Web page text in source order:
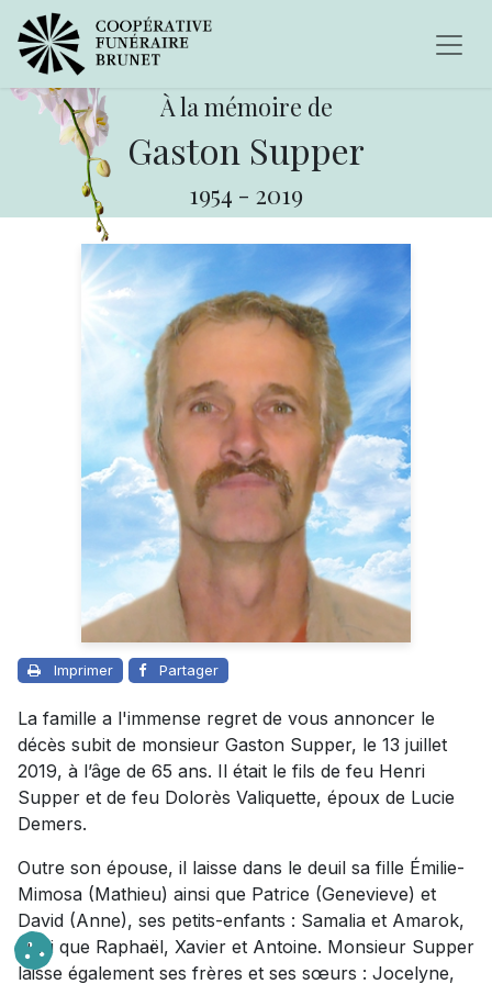
À la mémoire de
Gaston Supper
1954 - 2019
Imprimer Partager
La famille a l'immense regret de vous annoncer le
décès subit de monsieur Gaston Supper, le 13 juillet
2019, à l’âge de 65 ans. Il était le fils de feu Henri
Supper et de feu Dolorès Valiquette, époux de Lucie
Demers.
Outre son épouse, il laisse dans le deuil sa fille Émilie-
Mimosa (Mathieu) ainsi que Patrice (Genevieve) et
David (Anne), ses petits-enfants : Samalia et Amarok,
ainsi que Raphaël, Xavier et Antoine. Monsieur Supper
laisse également ses frères et ses sœurs : Jocelyne,